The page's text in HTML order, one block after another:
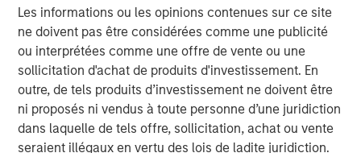
Les informations ou les opinions contenues sur ce site
ne doivent pas être considérées comme une publicité
ou interprétées comme une offre de vente ou une
sollicitation d'achat de produits d'investissement. En
outre, de tels produits d’investissement ne doivent être
ni proposés ni vendus à toute personne d’une juridiction
dans laquelle de tels offre, sollicitation, achat ou vente
seraient illégaux en vertu des lois de ladite juridiction.
solving even deeper problems for leading enterprises and
helping them optimize performance and customer
experience.”
Most enterprises use multiple observability systems and
spend millions on every year but incident volume
continues to increase and the cost of downtime has
grown to more than $9,000/minute. Today when an